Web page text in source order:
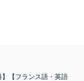
】【フランス語・英語